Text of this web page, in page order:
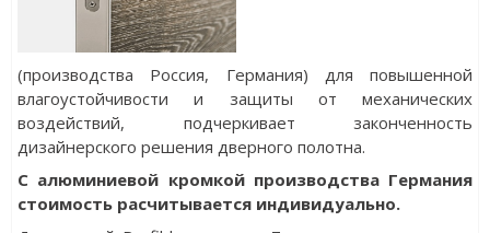
(производства Россия, Германия) для повышенной
влагоустойчивости и защиты от механических
воздействий, подчеркивает законченность
дизайнерского решения дверного полотна.
С алюминиевой кромкой производства Германия
стоимость расчитывается индивидуально.